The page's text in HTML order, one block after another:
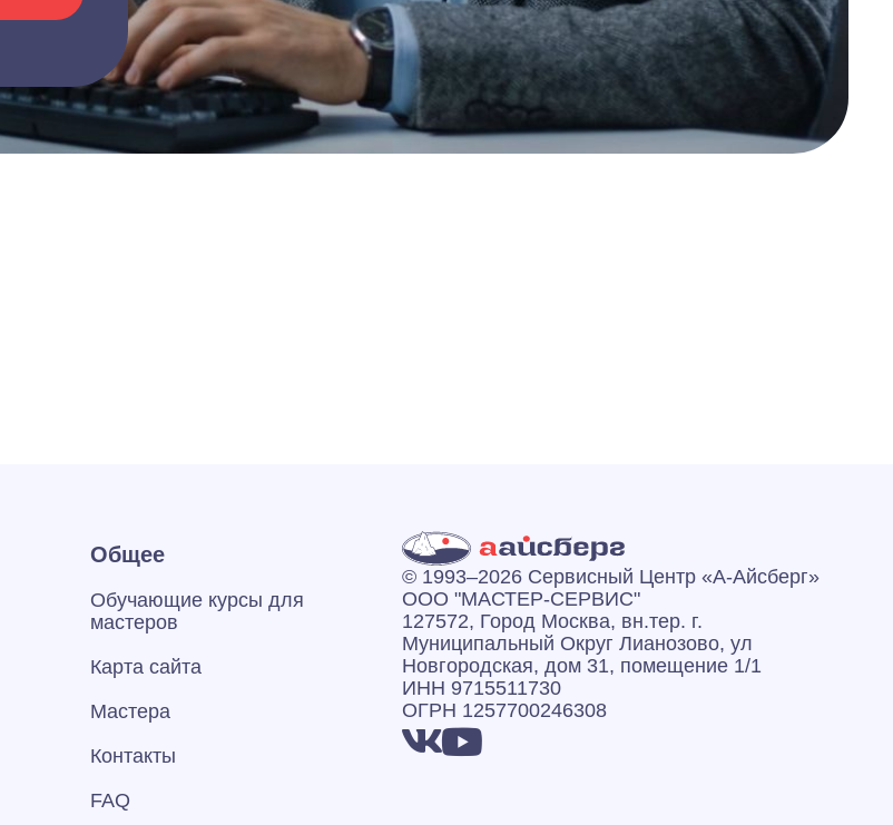
Общее
Обучающие курсы для
мастеров
Карта сайта
Мастера
Контакты
FAQ
© 1993–2026 Сервисный Центр «А‑Айсберг»
ООО "МАСТЕР-СЕРВИС"
127572, Город Москва, вн.тер. г.
Муниципальный Округ Лианозово, ул
Новгородская, дом 31, помещение 1/1
ИНН 9715511730
ОГРН 1257700246308